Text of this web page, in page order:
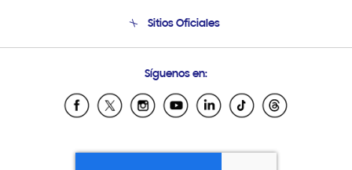
Condiciones de Compra
Soporte vía eMail
Sitios Oficiales
Samsung Ecuador
Samsung El Salvador
Samsung Honduras
Síguenos en: